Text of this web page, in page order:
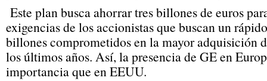
Este plan busca ahorrar tres billones de euros
exigencias de los accionistas que buscan un
billones comprometidos en la mayor adquisición
los últimos años. Así, la presencia de GE en
importancia que en EEUU.